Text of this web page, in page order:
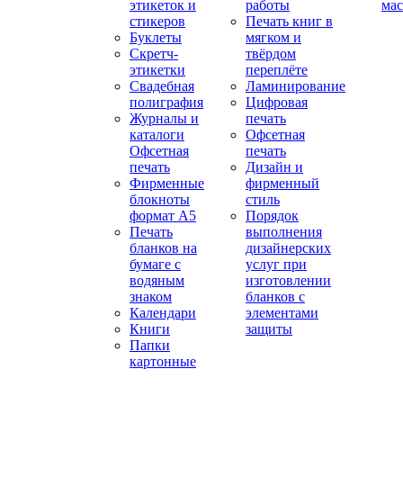
этикеток и
стикеров
Буклеты
Скретч-
этикетки
Свадебная
полиграфия
Журналы и
каталоги
Офсетная
печать
Фирменные
блокноты
формат А5
Печать
бланков на
бумаге с
водяным
знаком
Календари
Книги
Папки
картонные
работы
Печать книг в
мягком и
твёрдом
переплёте
Ламинирование
Цифровая
печать
Офсетная
печать
Дизайн и
фирменный
стиль
Порядок
выполнения
дизайнерских
услуг при
изготовлении
бланков с
элементами
защиты